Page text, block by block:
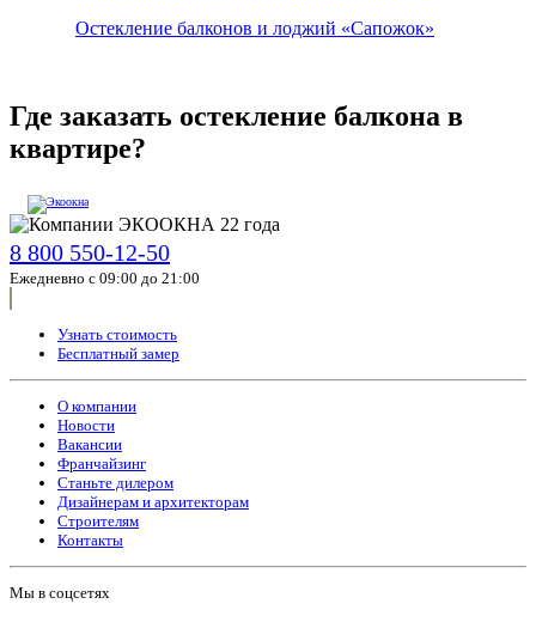
Остекление балконов и лоджий «Сапожок»
Где заказать остекление балкона в
квартире?
8 800 550-12-50
Ежедневно с 09:00 до 21:00
Узнать стоимость
Бесплатный замер
О компании
Новости
Вакансии
Франчайзинг
Станьте дилером
Дизайнерам и архитекторам
Строителям
Контакты
Мы в соцсетях